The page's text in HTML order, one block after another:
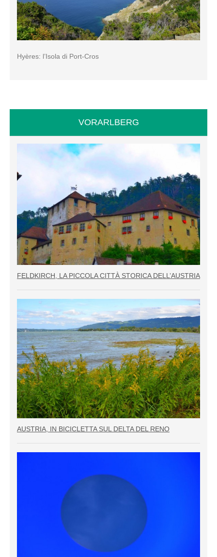
Hyères: l’Isola di Port-Cros
VORARLBERG
FELDKIRCH, LA PICCOLA CITTÀ STORICA DELL’AUSTRIA
AUSTRIA, IN BICICLETTA SUL DELTA DEL RENO